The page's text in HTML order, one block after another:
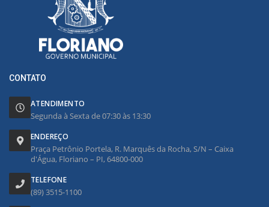
CONTATO
ATENDIMENTO
Segunda à Sexta de 07:30 às 13:30
ENDEREÇO
Praça Petrônio Portela, R. Marquês da Rocha, S/N – Caixa
d'Água, Floriano – PI, 64800-000
TELEFONE
(89) 3515-1100